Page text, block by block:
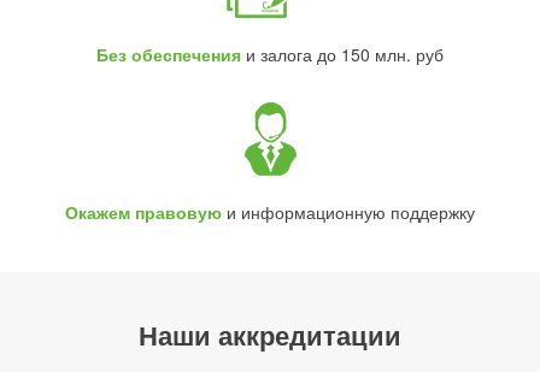
Без обеспечения и залога до 150 млн. руб
Окажем правовую и информационную поддержку
Наши аккредитации